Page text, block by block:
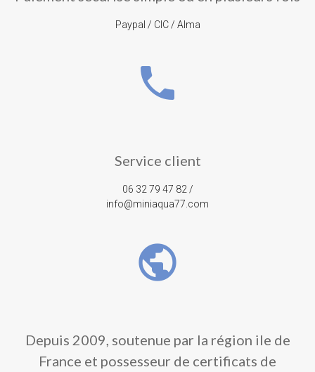
Paypal / CIC / Alma
phone
Service client
06 32 79 47 82 /
info@miniaqua77.com
public
Depuis 2009, soutenue par la région ile de
France et possesseur de certificats de